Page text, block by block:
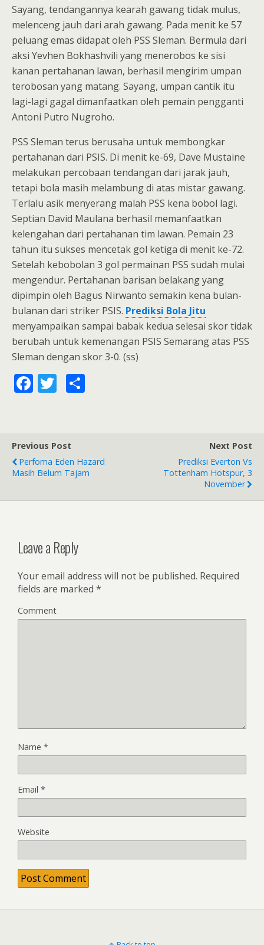
Sayang, tendangannya kearah gawang tidak mulus,
melenceng jauh dari arah gawang. Pada menit ke 57
peluang emas didapat oleh PSS Sleman. Bermula dari
aksi Yevhen Bokhashvili yang menerobos ke sisi
kanan pertahanan lawan, berhasil mengirim umpan
terobosan yang matang. Sayang, umpan cantik itu
lagi-lagi gagal dimanfaatkan oleh pemain pengganti
Antoni Putro Nugroho.
PSS Sleman terus berusaha untuk membongkar
pertahanan dari PSIS. Di menit ke-69, Dave Mustaine
melakukan percobaan tendangan dari jarak jauh,
tetapi bola masih melambung di atas mistar gawang.
Terlalu asik menyerang malah PSS kena bobol lagi.
Septian David Maulana berhasil memanfaatkan
kelengahan dari pertahanan tim lawan. Pemain 23
tahun itu sukses mencetak gol ketiga di menit ke-72.
Setelah kebobolan 3 gol permainan PSS sudah mulai
mengendur. Pertahanan barisan belakang yang
dipimpin oleh Bagus Nirwanto semakin kena bulan-
bulanan dari striker PSIS. Prediksi Bola Jitu
menyampaikan sampai babak kedua selesai skor tidak
berubah untuk kemenangan PSIS Semarang atas PSS
Sleman dengan skor 3-0. (ss)
F
b
o
o
k
T
er
Previous Post
Perfoma Eden Hazard
Masih Belum Tajam
Next Post
Prediksi Everton Vs
Tottenham Hotspur, 3
November
Leave a Reply
Your email address will not be published. Required
fields are marked *
Comment
Name *
Email *
Website